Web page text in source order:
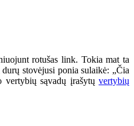
rotušas link. Tokia mat ta
stovėjusi ponia sulaikė: „Čia
vertybių sąvadų įrašytų vertybių